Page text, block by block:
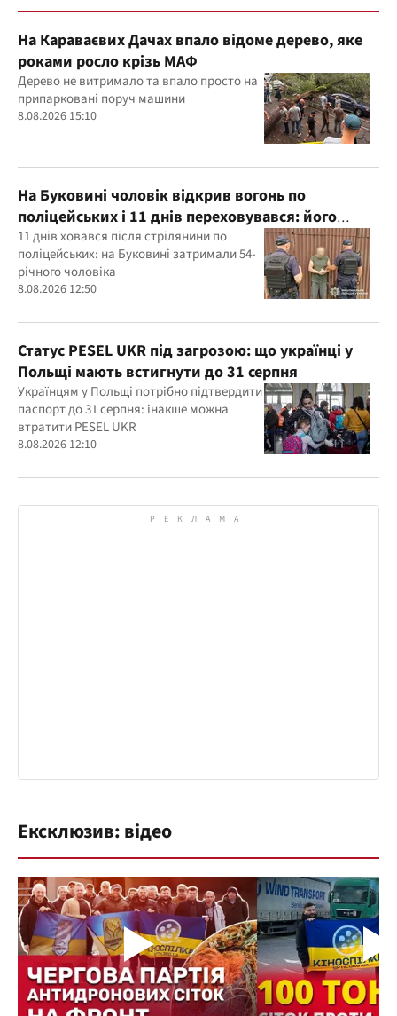
На Караваєвих Дачах впало відоме дерево, яке
роками росло крізь МАФ
Дерево не витримало та впало просто на
припарковані поруч машини
8.08.2026 15:10
На Буковині чоловік відкрив вогонь по
поліцейських і 11 днів переховувався: його
затримали
11 днів ховався після стрілянини по
поліцейських: на Буковині затримали 54-
річного чоловіка
8.08.2026 12:50
Статус PESEL UKR під загрозою: що українці у
Польщі мають встигнути до 31 серпня
Українцям у Польщі потрібно підтвердити
паспорт до 31 серпня: інакше можна
втратити PESEL UKR
8.08.2026 12:10
Ексклюзив: відео